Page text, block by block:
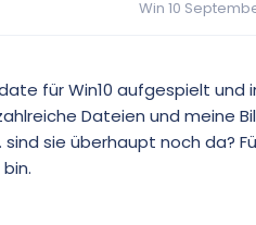
Win 10
für Win10 aufgespielt und
Dateien und meine
sie überhaupt noch da?